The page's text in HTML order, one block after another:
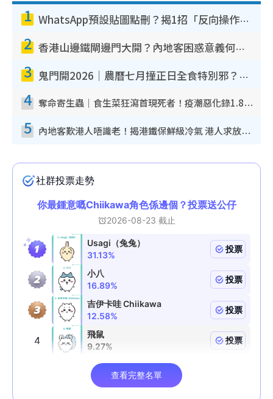
1 WhatsApp預設貼圖點刪？揭1招「反向操作」還原簡潔介面 附3步實測教學
2 香港山邊鐵閘邊門大開？內地客困惑意義何在！網民神回覆：呢種叫法理性防禦
3 鬼門開2026｜農曆七月撞正日全食特別邪？專家警告切忌做一事！揭4大禁忌+2招保平安
4 奪命寄生蟲｜食生菜狂瀉首現死者！疫潮惡化錄1.8萬宗病例 揭洗菜3大謬誤
5 內地客歎港人唔識老！揭港鐵保鮮級冷氣 港人求放過：咪投訴